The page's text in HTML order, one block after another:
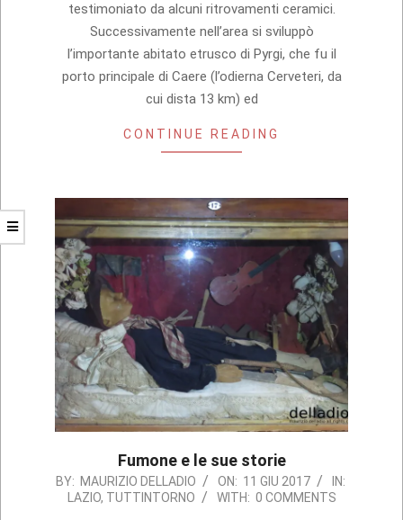
testimoniato da alcuni ritrovamenti ceramici.
Successivamente nell’area si sviluppò
l’importante abitato etrusco di Pyrgi, che fu il
porto principale di Caere (l’odierna Cerveteri, da
cui dista 13 km) ed
CONTINUE READING
Fumone e le sue storie
2017-
06-
BY: MAURIZIO DELLADIO ON: 11 GIU 2017
IN:
LAZIO, TUTTINTORNO WITH: 0 COMMENTS